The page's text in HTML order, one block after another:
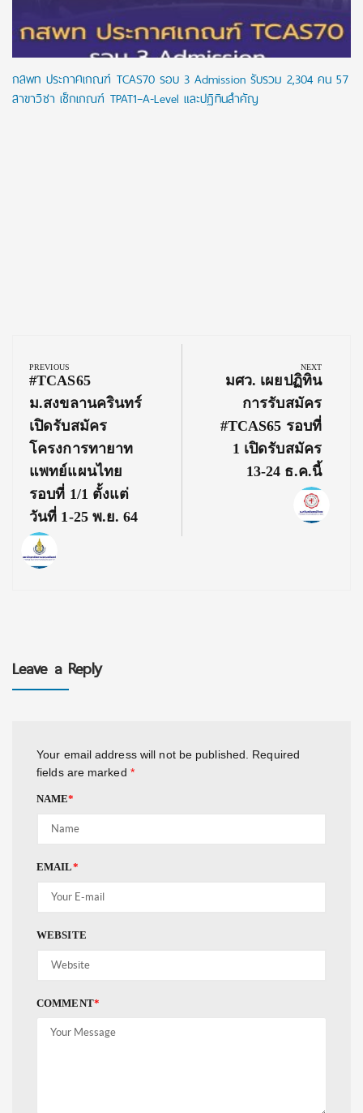
กสพท ประกาศเกณฑ์ TCAS70 รอบ 3 Admission รับรวม 2,304 คน 57
สาขาวิชา เช็กเกณฑ์ TPAT1–A-Level และปฏิทินสำคัญ
navigation
PREVIOUS
Previous
Post:
#TCAS65
ม.สงขลานครินทร์
เปิดรับสมัคร
โครงการทายาท
แพทย์แผนไทย
รอบที่ 1/1 ตั้งแต่
วันที่ 1-25 พ.ย. 64
NEXT
Next
Post:
มศว. เผยปฏิทิน
การรับสมัคร
#TCAS65 รอบที่
1 เปิดรับสมัคร
13-24 ธ.ค.นี้
Leave a Reply
Your email address will not be published.
Required
fields are marked *
NAME*
EMAIL*
WEBSITE
COMMENT*